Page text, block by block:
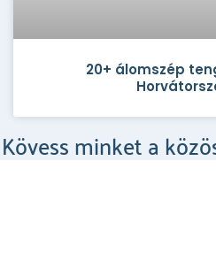
20+ álomszép
Kövess minket a